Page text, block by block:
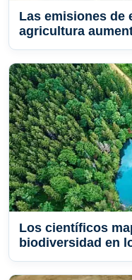
Las emisiones de
agricultura
Los científicos
biodiversidad en